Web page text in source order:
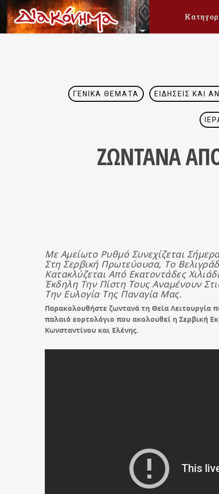
ΓΕΝΙΚΆ ΘΈΜΑΤΑ ΕΙΔΉΣΕΙΣ ΚΑΙ
ΖΩΝΤΑΝΑ ΑΠΟ
Με Αμείωτο Ρυθμό Συνεχίζεται
Στη Σερβική Πρωτεύουσα, Το
Κατακλύζεται Από Εκατοντάδες
Έκδηλη Την Πίστη Τους Αναμένουν
Την Ευλογία Της Παναγία Μας.
Παρακολουθήστε ζωντανά τη Θεία Λειτουργία
παλαιό εορτολόγιο που ακολουθεί η Σερβική
Κωνσταντίνου και Ελένης.